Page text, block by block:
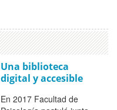
Una biblioteca
digital y accesible
En 2017 Facultad de